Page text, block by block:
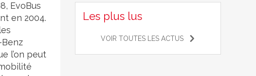
EvoBus
en 2004.
l’on peut
Les plus lus
VOIR TOUTES LES ACTUS